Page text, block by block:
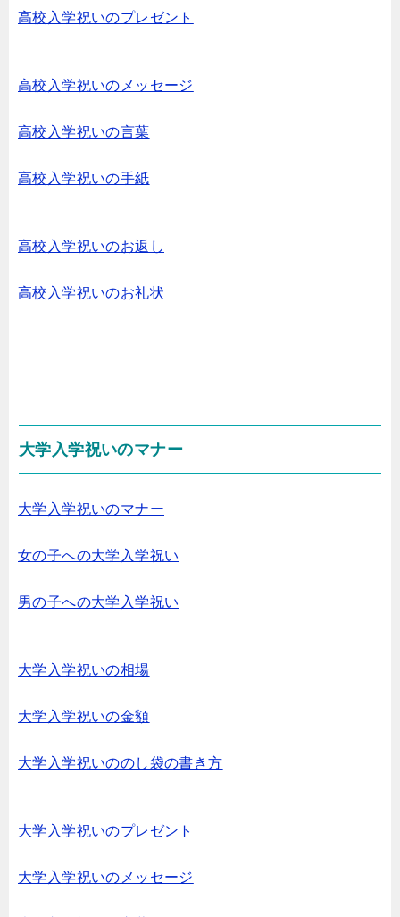
高校入学祝いのプレゼント
高校入学祝いのメッセージ
高校入学祝いの言葉
高校入学祝いの手紙
高校入学祝いのお返し
高校入学祝いのお礼状
大学入学祝いのマナー
大学入学祝いのマナー
女の子への大学入学祝い
男の子への大学入学祝い
大学入学祝いの相場
大学入学祝いの金額
大学入学祝いののし袋の書き方
大学入学祝いのプレゼント
大学入学祝いのメッセージ